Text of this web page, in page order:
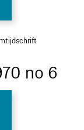
no 6